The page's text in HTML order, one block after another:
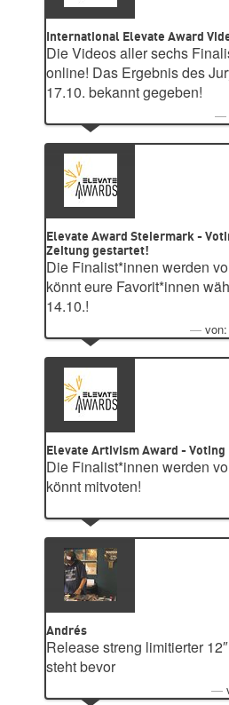
International Elevate Award
Die Videos aller sechs
online! Das Ergebnis des
17.10. bekannt gegeben!
Elevate Award Steiermark -
Zeitung gestartet!
Die Finalist*innen werden
könnt eure Favorit*innen
14.10.!
Elevate Artivism Award -
Die Finalist*innen werden
könnt mitvoten!
Andrés
Release streng limitierter
steht bevor